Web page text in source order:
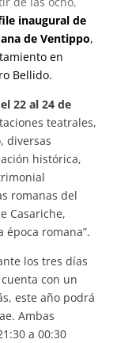
inaugural de
de Ventippo,
en
Bellido.
22 al 24 de
teatrales,
diversas
histórica,
romanas del
Casariche,
romana”.
los tres días
con un
este año podrá
Ambas
a 00:30